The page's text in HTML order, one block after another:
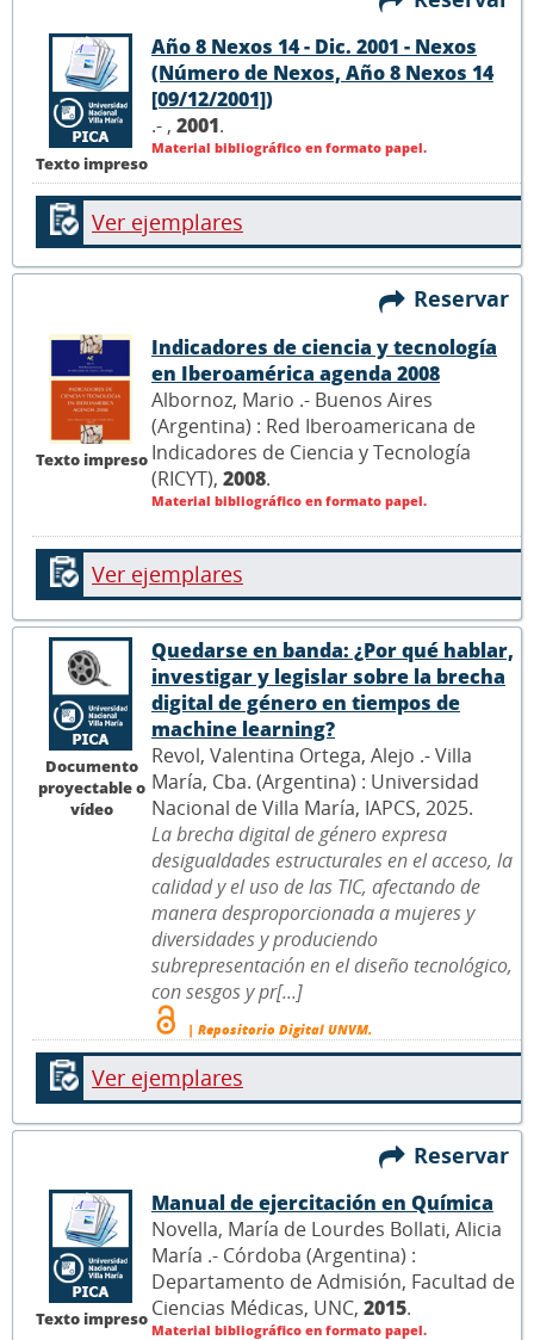
Texto impreso
Año 8 Nexos 14 - Dic. 2001 - Nexos
(Número de Nexos, Año 8 Nexos 14
[09/12/2001])
.- , 2001.
Material bibliográfico en formato papel.
Ver ejemplares
Reservar
Texto impreso
Indicadores de ciencia y tecnología
en Iberoamérica agenda 2008
Albornoz, Mario .- Buenos Aires
(Argentina) : Red Iberoamericana de
Indicadores de Ciencia y Tecnología
(RICYT), 2008.
Material bibliográfico en formato papel.
Ver ejemplares
Documento
proyectable o
vídeo
Quedarse en banda: ¿Por qué hablar,
investigar y legislar sobre la brecha
digital de género en tiempos de
machine learning?
Revol, Valentina Ortega, Alejo .- Villa
María, Cba. (Argentina) : Universidad
Nacional de Villa María, IAPCS, 2025.
La brecha digital de género expresa
desigualdades estructurales en el acceso, la
calidad y el uso de las TIC, afectando de
manera desproporcionada a mujeres y
diversidades y produciendo
subrepresentación en el diseño tecnológico,
con sesgos y pr[...]
| Repositorio Digital UNVM.
Ver ejemplares
Reservar
Texto impreso
Manual de ejercitación en Química
Novella, María de Lourdes Bollati, Alicia
María .- Córdoba (Argentina) :
Departamento de Admisión, Facultad de
Ciencias Médicas, UNC, 2015.
Material bibliográfico en formato papel.